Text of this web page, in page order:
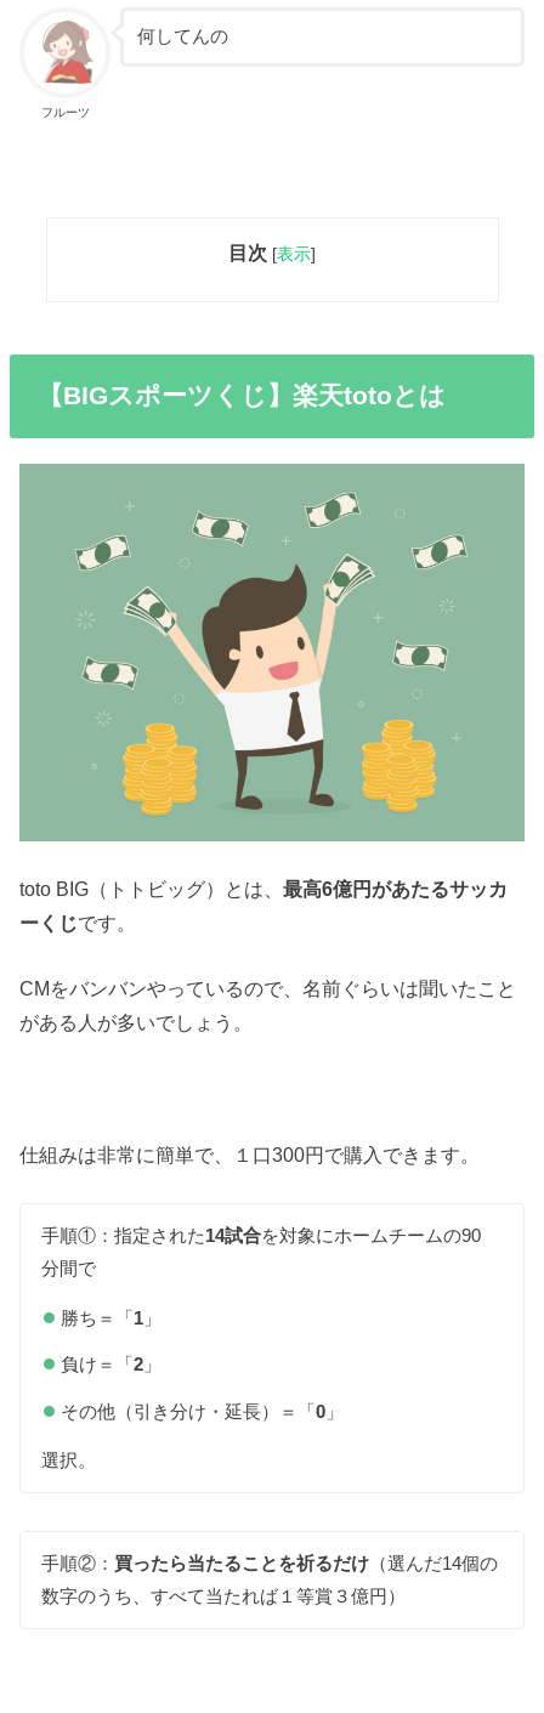
フルーツ
何してんの
目次 [表示]
【BIGスポーツくじ】楽天totoとは
toto BIG（トトビッグ）とは、最高6億円があたるサッカ
ーくじです。
CMをバンバンやっているので、名前ぐらいは聞いたこと
がある人が多いでしょう。
仕組みは非常に簡単で、１口300円で購入できます。
手順①：指定された14試合を対象にホームチームの90
分間で
勝ち＝「1」
負け＝「2」
その他（引き分け・延長）＝「0」
選択。
手順②： 買ったら当たることを祈るだけ （選んだ14個の
数字のうち、すべて当たれば１等賞３億円）